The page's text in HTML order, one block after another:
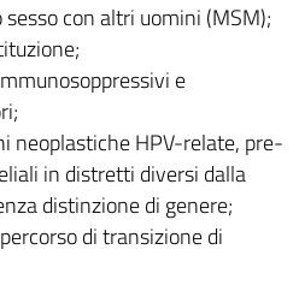
con altri uomini (MSM);
e
neoplastiche HPV-relate, pre-
in distretti diversi dalla
distinzione di genere;
di transizione di